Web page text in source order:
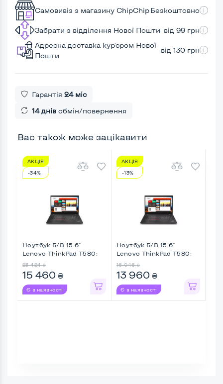
Самовивіз з магазину ChipChipБезкоштовно
Забрати з відділення Нової Пошти від 99 грн
Адресна доставка кур'єром Нової
Пошти
від 130 грн
Гарантія 24 міс
14 днів обмін/повернення
Вас також може зацікавити
АКЦІЯ
-34%
Ноутбук Б/В 15.6"
Lenovo ThinkPad T580:
23 424 ₴
15 460 ₴
Є в наявності
АКЦІЯ
-13%
Ноутбук Б/В 15.6"
Lenovo ThinkPad T580:
16 046 ₴
13 960 ₴
Є в наявності